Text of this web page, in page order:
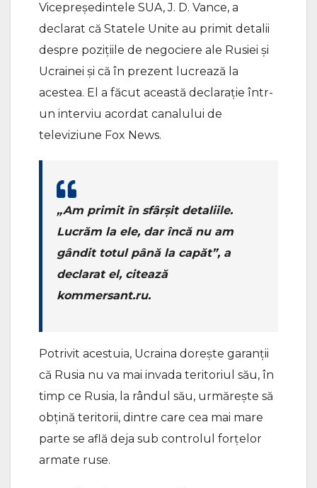
Vicepreședintele SUA, J. D. Vance, a
declarat că Statele Unite au primit detalii
despre pozițiile de negociere ale Rusiei și
Ucrainei și că în prezent lucrează la
acestea. El a făcut această declarație într-
un interviu acordat canalului de
televiziune Fox News.
„Am primit în sfârșit detaliile.
Lucrăm la ele, dar încă nu am
gândit totul până la capăt”, a
declarat el, citează
kommersant.ru.
Potrivit acestuia, Ucraina dorește garanții
că Rusia nu va mai invada teritoriul său, în
timp ce Rusia, la rândul său, urmărește să
obțină teritorii, dintre care cea mai mare
parte se află deja sub controlul forțelor
armate ruse.